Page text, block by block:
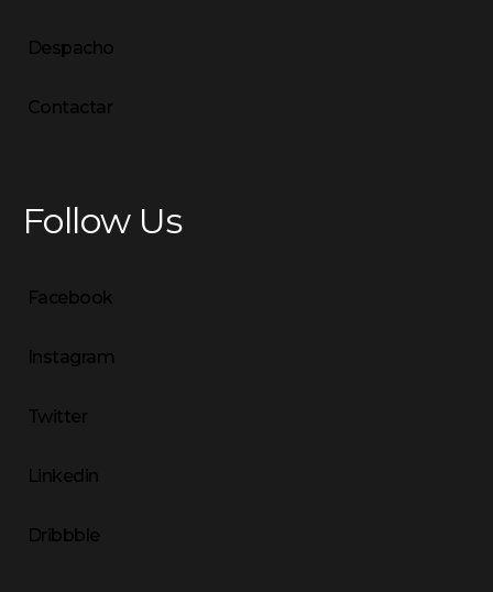
Despacho
Contactar
Follow Us
Facebook
Instagram
Twitter
Linkedin
Dribbble